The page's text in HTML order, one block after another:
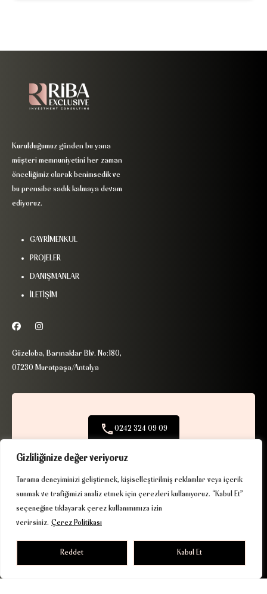
Gizliliğinize değer veriyoruz
Tarama deneyiminizi geliştirmek, kişiselleştirilmiş reklamlar veya içerik
sunmak ve trafiğimizi analiz etmek için çerezleri kullanıyoruz. “Kabul Et”
seçeneğine tıklayarak çerez kullanımımıza izin
verirsiniz. Çerez Politikası
Reddet Kabul Et
Kurulduğumuz günden bu yana
müşteri memnuniyetini her zaman
önceliğimiz olarak benimsedik ve
bu prensibe sadık kalmaya devam
ediyoruz.
GAYRİMENKUL
PROJELER
DANIŞMANLAR
İLETİŞİM
Güzeloba, Barınaklar Blv. No:180,
07230 Muratpaşa/Antalya
0242 324 09 09
+90 506 390 97 09
info@ribaexclusive.com
KVKK|Çerez Politikası
| © 2025. Tüm hakları saklıdır.